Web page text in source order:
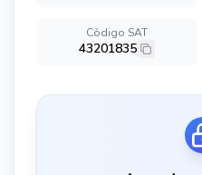
Código SAT
43201835